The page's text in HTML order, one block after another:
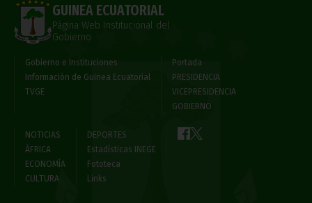
GUINEA ECUATORIAL
Página Web Institucional del
Gobierno
Gobierno e Instituciones
Información de Guinea Ecuatorial
TVGE
Portada
PRESIDENCIA
VICEPRESIDENCIA
GOBIERNO
NOTICIAS
ÁFRICA
ECONOMÍA
CULTURA
DEPORTES
Estadísticas INEGE
Fototeca
Links